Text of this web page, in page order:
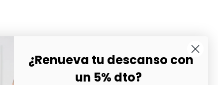
sí puede
polvo y
una cama
¿Renueva tu descanso con
un 5% dto?